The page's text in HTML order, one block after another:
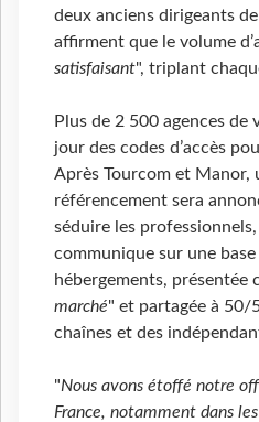
deux anciens dirigeants
affirment que le volume
satisfaisant", triplant
Plus de 2 500 agences de
jour des codes d’accès
Après Tourcom et Manor,
référencement sera
séduire les professionnels,
communique sur une
hébergements, présentée
marché" et partagée à 50/
chaînes et des
"Nous avons étoffé notre
France, notamment dans